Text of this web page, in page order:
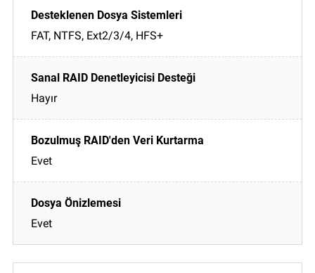
FAT, NTFS, Ext2/3/4, HFS+
Hayır
Evet
Evet